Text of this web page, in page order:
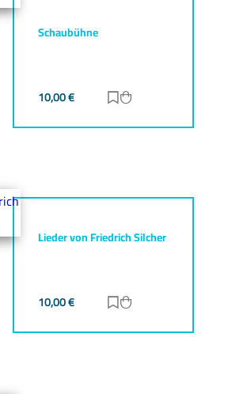
Schaubühne
10,00€ Zur Merkliste
Lieder von Friedrich Silcher
10,00€ Zur Merkliste